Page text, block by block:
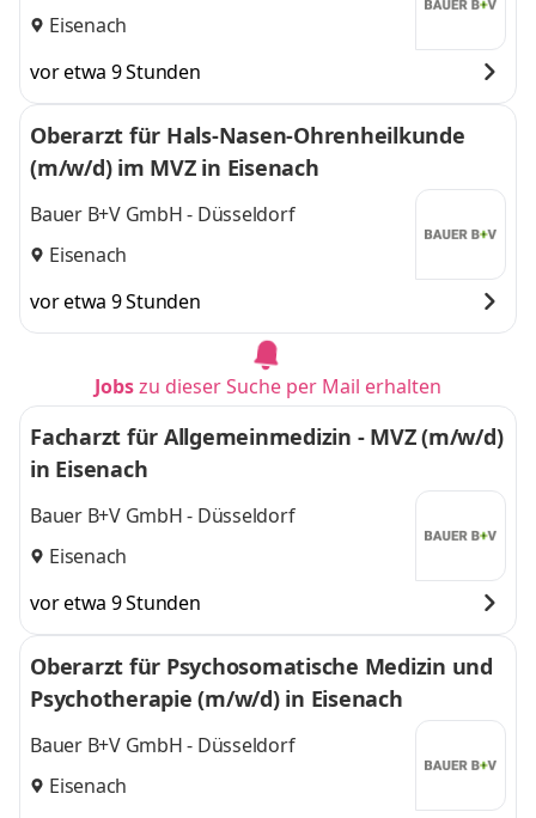
Eisenach
vor etwa 9 Stunden
Oberarzt für Hals-Nasen-Ohrenheilkunde
(m/w/d) im MVZ in Eisenach
Bauer B+V GmbH - Düsseldorf
Eisenach
vor etwa 9 Stunden
Jobszu dieser Suche per Mail erhalten
Facharzt für Allgemeinmedizin - MVZ (m/w/d)
in Eisenach
Bauer B+V GmbH - Düsseldorf
Eisenach
vor etwa 9 Stunden
Oberarzt für Psychosomatische Medizin und
Psychotherapie (m/w/d) in Eisenach
Bauer B+V GmbH - Düsseldorf
Eisenach